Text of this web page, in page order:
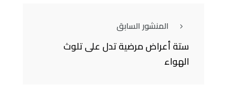
المنشور السابق
ستة أعراض مرضية تدل على تلوث
الهواء